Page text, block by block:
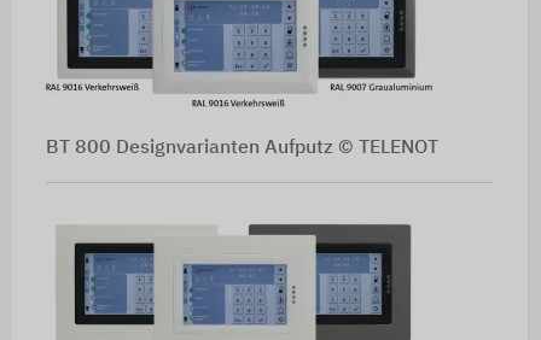
BT 800 Designvarianten Aufputz © TELENOT